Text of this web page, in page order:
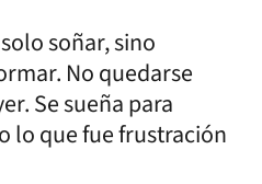
soñar, sino
No quedarse
Se sueña para
lo que fue frustración